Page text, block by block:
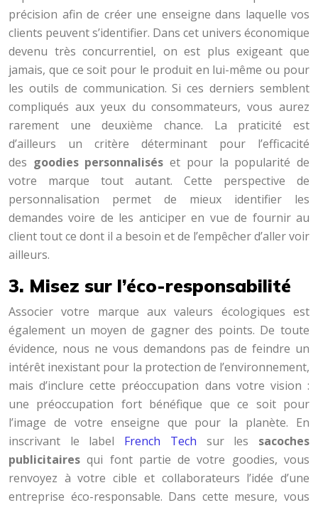
précision afin de créer une enseigne dans laquelle vos
clients peuvent s’identifier. Dans cet univers économique
devenu très concurrentiel, on est plus exigeant que
jamais, que ce soit pour le produit en lui-même ou pour
les outils de communication. Si ces derniers semblent
compliqués aux yeux du consommateurs, vous aurez
rarement une deuxième chance. La praticité est
d’ailleurs un critère déterminant pour l’efficacité
des goodies personnalisés et pour la popularité de
votre marque tout autant. Cette perspective de
personnalisation permet de mieux identifier les
demandes voire de les anticiper en vue de fournir au
client tout ce dont il a besoin et de l’empêcher d’aller voir
ailleurs.
3. Misez sur l’éco-responsabilité
Associer votre marque aux valeurs écologiques est
également un moyen de gagner des points. De toute
évidence, nous ne vous demandons pas de feindre un
intérêt inexistant pour la protection de l’environnement,
mais d’inclure cette préoccupation dans votre vision :
une préoccupation fort bénéfique que ce soit pour
l’image de votre enseigne que pour la planète. En
inscrivant le label French Tech sur les sacoches
publicitairesqui font partie de votre goodies, vous
renvoyez à votre cible et collaborateurs l’idée d’une
entreprise éco-responsable. Dans cette mesure, vous